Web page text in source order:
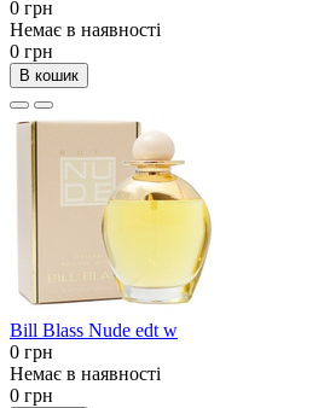
0 грн
Немає в наявності
0 грн
В кошик
Bill Blass Nude edt w
0 грн
Немає в наявності
0 грн